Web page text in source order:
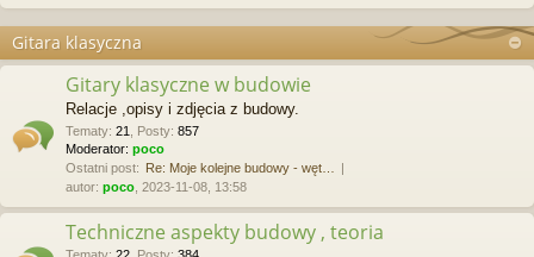
Gitara klasyczna
Gitary klasyczne w budowie
Relacje ,opisy i zdjęcia z budowy.
Tematy: 21 Posty: 857
Moderator: poco
Ostatni post: Re: Moje kolejne budowy - węt…
autor: poco , 2023-11-08, 13:58
Techniczne aspekty budowy , teoria
Tematy: 22 Posty: 384